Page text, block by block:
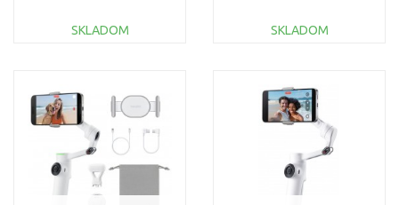
SKLADOM
Porovnať
SKLADOM
Porovnať